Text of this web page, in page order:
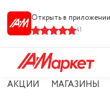
Открыть в
41
АКЦИИ МАГАЗИНЫ